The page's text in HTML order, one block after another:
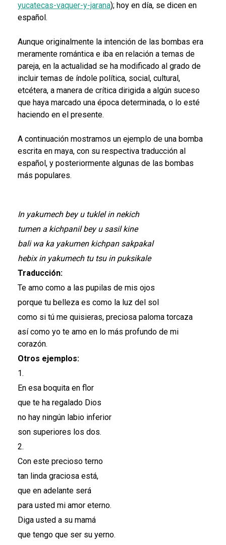
yucatecas-vaquer-y-jarana); hoy en día, se dicen en
español.
Aunque originalmente la intención de las bombas era
meramente romántica e iba en relación a temas de
pareja, en la actualidad se ha modificado al grado de
incluir temas de índole política, social, cultural,
etcétera, a manera de crítica dirigida a algún suceso
que haya marcado una época determinada, o lo esté
haciendo en el presente.
A continuación mostramos un ejemplo de una bomba
escrita en maya, con su respectiva traducción al
español, y posteriormente algunas de las bombas
más populares.
In yakumech bey u tuklel in nekich
tumen a kichpanil bey u sasil kine
bali wa ka yakumen kichpan sakpakal
hebix in yakumech tu tsu in puksikale
Traducción:
Te amo como a las pupilas de mis ojos
porque tu belleza es como la luz del sol
como si tú me quisieras, preciosa paloma torcaza
así como yo te amo en lo más profundo de mi
corazón.
Otros ejemplos:
1.
En esa boquita en flor
que te ha regalado Dios
no hay ningún labio inferior
son superiores los dos.
2.
Con este precioso terno
tan linda graciosa está,
que en adelante será
para usted mi amor eterno.
Diga usted a su mamá
que tengo que ser su yerno.